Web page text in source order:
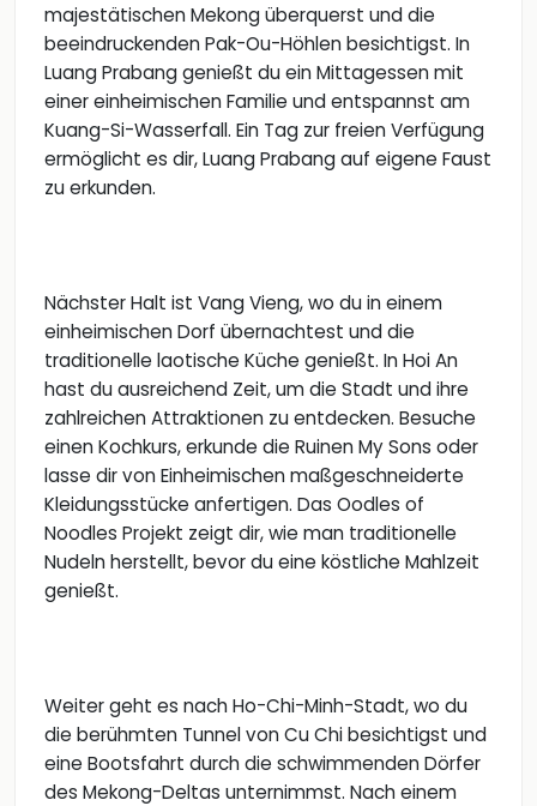
majestätischen Mekong überquerst und die
beeindruckenden Pak-Ou-Höhlen besichtigst. In
Luang Prabang genießt du ein Mittagessen mit
einer einheimischen Familie und entspannst am
Kuang-Si-Wasserfall. Ein Tag zur freien Verfügung
ermöglicht es dir, Luang Prabang auf eigene Faust
zu erkunden.
Nächster Halt ist Vang Vieng, wo du in einem
einheimischen Dorf übernachtest und die
traditionelle laotische Küche genießt. In Hoi An
hast du ausreichend Zeit, um die Stadt und ihre
zahlreichen Attraktionen zu entdecken. Besuche
einen Kochkurs, erkunde die Ruinen My Sons oder
lasse dir von Einheimischen maßgeschneiderte
Kleidungsstücke anfertigen. Das Oodles of
Noodles Projekt zeigt dir, wie man traditionelle
Nudeln herstellt, bevor du eine köstliche Mahlzeit
genießt.
Weiter geht es nach Ho-Chi-Minh-Stadt, wo du
die berühmten Tunnel von Cu Chi besichtigst und
eine Bootsfahrt durch die schwimmenden Dörfer
des Mekong-Deltas unternimmst. Nach einem